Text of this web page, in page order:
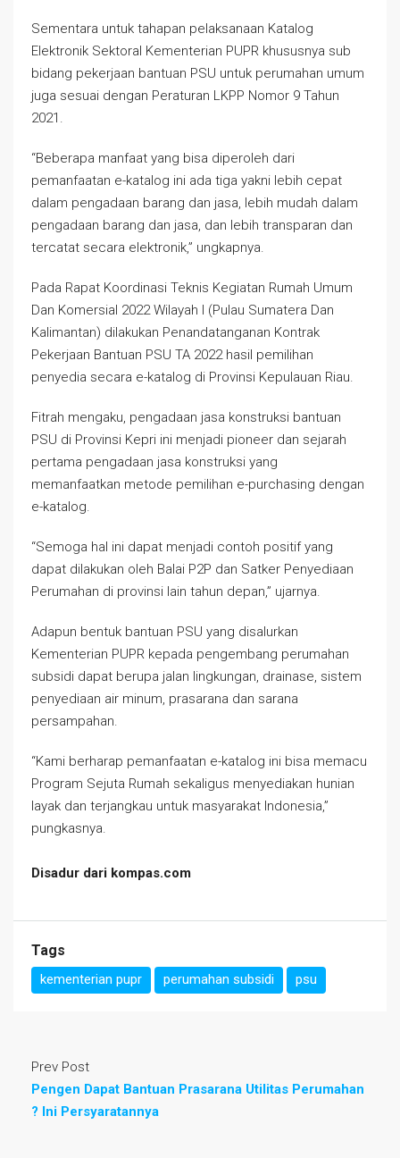
Sementara untuk tahapan pelaksanaan Katalog
Elektronik Sektoral Kementerian PUPR khususnya sub
bidang pekerjaan bantuan PSU untuk perumahan umum
juga sesuai dengan Peraturan LKPP Nomor 9 Tahun
2021.
“Beberapa manfaat yang bisa diperoleh dari
pemanfaatan e-katalog ini ada tiga yakni lebih cepat
dalam pengadaan barang dan jasa, lebih mudah dalam
pengadaan barang dan jasa, dan lebih transparan dan
tercatat secara elektronik,” ungkapnya.
Pada Rapat Koordinasi Teknis Kegiatan Rumah Umum
Dan Komersial 2022 Wilayah I (Pulau Sumatera Dan
Kalimantan) dilakukan Penandatanganan Kontrak
Pekerjaan Bantuan PSU TA 2022 hasil pemilihan
penyedia secara e-katalog di Provinsi Kepulauan Riau.
Fitrah mengaku, pengadaan jasa konstruksi bantuan
PSU di Provinsi Kepri ini menjadi pioneer dan sejarah
pertama pengadaan jasa konstruksi yang
memanfaatkan metode pemilihan e-purchasing dengan
e-katalog.
“Semoga hal ini dapat menjadi contoh positif yang
dapat dilakukan oleh Balai P2P dan Satker Penyediaan
Perumahan di provinsi lain tahun depan,” ujarnya.
Adapun bentuk bantuan PSU yang disalurkan
Kementerian PUPR kepada pengembang perumahan
subsidi dapat berupa jalan lingkungan, drainase, sistem
penyediaan air minum, prasarana dan sarana
persampahan.
“Kami berharap pemanfaatan e-katalog ini bisa memacu
Program Sejuta Rumah sekaligus menyediakan hunian
layak dan terjangkau untuk masyarakat Indonesia,”
pungkasnya.
Disadur dari kompas.com
Tags
kementerian pupr perumahan subsidi psu
Prev Post
Pengen Dapat Bantuan Prasarana Utilitas Perumahan
? Ini Persyaratannya